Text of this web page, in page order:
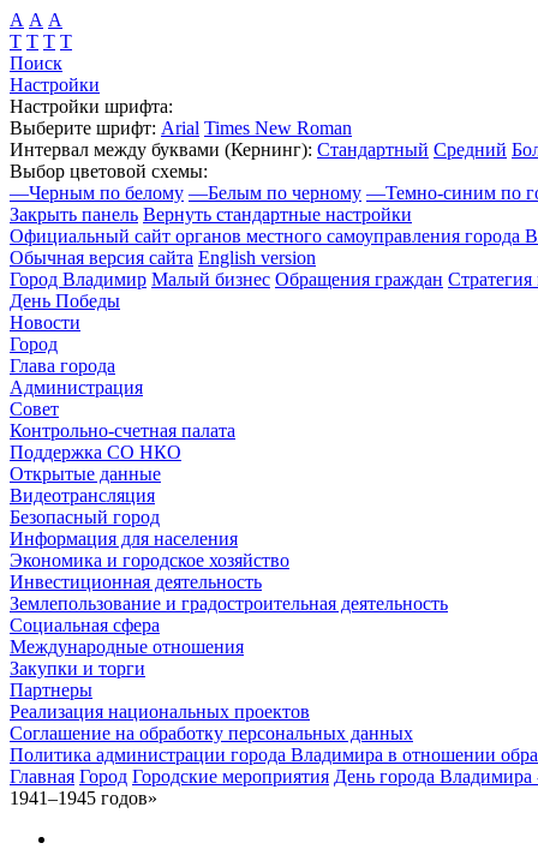
А А А
Т Т Т Т
Поиск
Настройки
Настройки шрифта:
Выберите шрифт: Arial Times New Roman
Интервал между буквами (Кернинг): Стандартный Средний
Выбор цветовой схемы:
—Черным по белому —Белым по черному —Темно-синим по
Закрыть панель Вернуть стандартные настройки
Официальный сайт органов местного самоуправления города
Обычная версия сайта English version
Город Владимир Малый бизнес Обращения граждан Стратегия
День Победы
Новости
Город
Глава города
Администрация
Совет
Контрольно-счетная палата
Поддержка СО НКО
Открытые данные
Видеотрансляция
Безопасный город
Информация для населения
Экономика и городское хозяйство
Инвестиционная деятельность
Землепользование и градостроительная деятельность
Социальная сфера
Международные отношения
Закупки и торги
Партнеры
Реализация национальных проектов
Соглашение на обработку персональных данных
Политика администрации города Владимира в отношении
Главная Город Городские мероприятия День города Владимира
1941–1945 годов»